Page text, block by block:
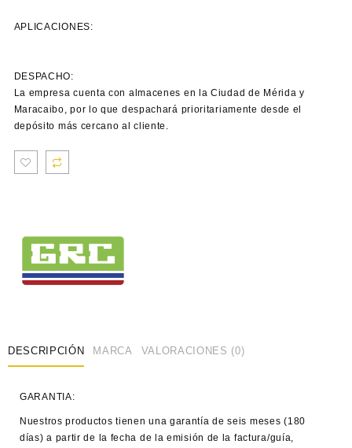
APLICACIONES:
DESPACHO:
La empresa cuenta con almacenes en la Ciudad de Mérida y
Maracaibo, por lo que despachará prioritariamente desde el
depósito más cercano al cliente.
DESCRIPCIÓN MARCA VALORACIONES (0)
GARANTIA:
Nuestros productos tienen una garantía de seis meses (180
días) a partir de la fecha de la emisión de la factura/guía,